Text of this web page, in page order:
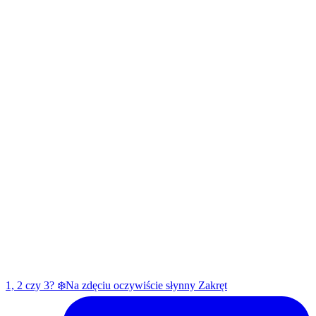
1, 2 czy 3? ❄️Na zdęciu oczywiście słynny Zakręt